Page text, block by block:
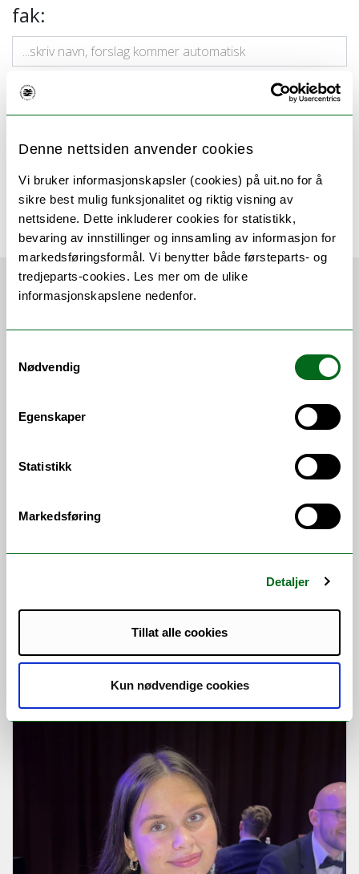
Denne nettsiden anvender cookies
Vi bruker informasjonskapsler (cookies) på uit.no for å
sikre best mulig funksjonalitet og riktig visning av
nettsidene. Dette inkluderer cookies for statistikk,
bevaring av innstillinger og innsamling av informasjon for
markedsføringsformål. Vi benytter både førsteparts- og
tredjeparts-cookies. Les mer om de ulike
informasjonskapslene nedenfor.
Nødvendig
Egenskaper
Statistikk
Markedsføring
Detaljer
Tillat alle cookies
Kun nødvendige cookies
fak:
Tilknyttede enheter
Siste nytt
Veier i nord forteller historien om
Forskere i prosjektet ROADS skal se på